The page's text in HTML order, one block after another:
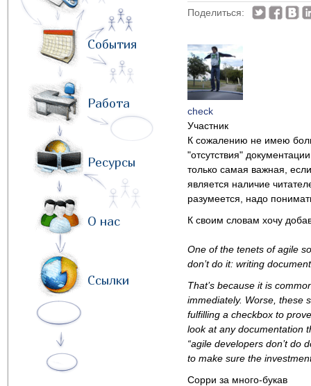
События
Работа
Ресурсы
О нас
Ссылки
Поделиться:
check
Участник
К сожалению не имею
"отсутствия"
только самая важная,
является наличие
разумеется, надо
К своим словам хочу
One of the tenets of agile
don’t do it: writing
That’s because it is
immediately. Worse, these
fulfilling a checkbox to
look at any documentation
“agile developers don’t do
to make sure the
Сорри за много-букав